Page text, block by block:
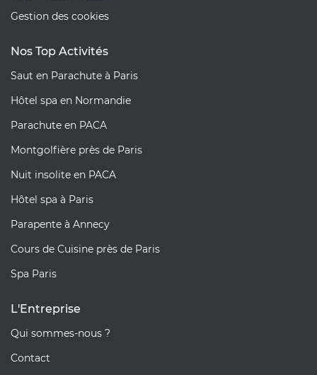
Gestion des cookies
Nos Top Activités
Saut en Parachute à Paris
Hôtel spa en Normandie
Parachute en PACA
Montgolfière près de Paris
Nuit insolite en PACA
Hôtel spa à Paris
Parapente à Annecy
Cours de Cuisine près de Paris
Spa Paris
L'Entreprise
Qui sommes-nous ?
Contact